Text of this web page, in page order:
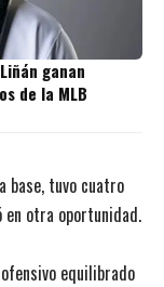
ganan
de la MLB
base, tuvo cuatro
en otra oportunidad.
equilibrado